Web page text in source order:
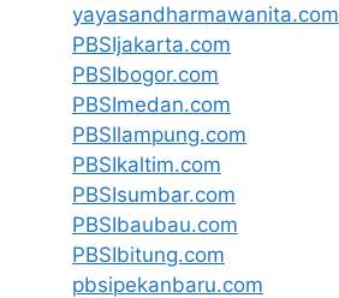
yayasandharmawanita.com
PBSIjakarta.com
PBSIbogor.com
PBSImedan.com
PBSIlampung.com
PBSIkaltim.com
PBSIsumbar.com
PBSIbaubau.com
PBSIbitung.com
pbsipekanbaru.com